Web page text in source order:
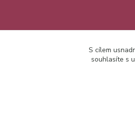
S cílem
souhlasíte s